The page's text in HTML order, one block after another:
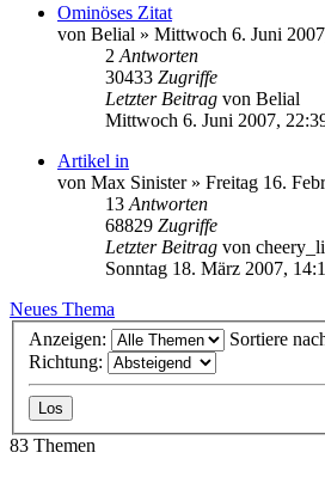
Ominöses Zitat
von Belial » Mittwoch 6. Juni
2 Antworten
30433 Zugriffe
Letzter Beitrag von Belial
Mittwoch 6. Juni 2007,
Artikel in
von Max Sinister» Freitag 16.
13 Antworten
68829 Zugriffe
Letzter Beitrag von
Sonntag 18. März 2007,
Neues Thema
Anzeigen:
Sortiere
Richtung:
83 Themen